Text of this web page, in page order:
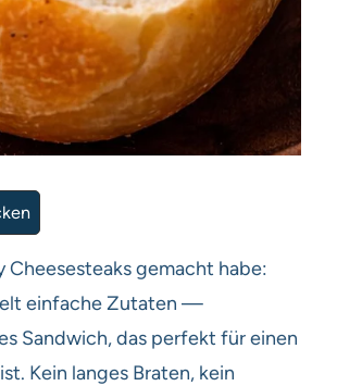
Cheesesteaks gemacht habe:
einfache Zutaten —
Sandwich, das perfekt für einen
Kein langes Braten, kein